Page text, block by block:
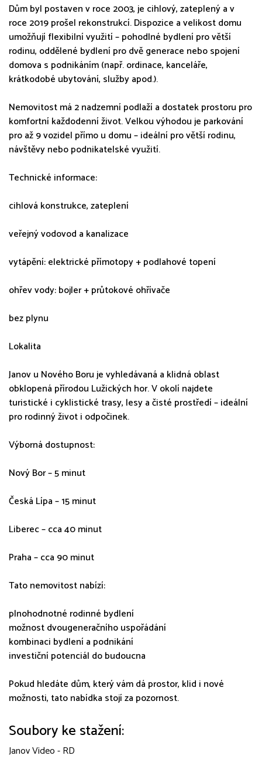
Dům byl postaven v roce 2003, je cihlový, zateplený a v
roce 2019 prošel rekonstrukcí. Dispozice a velikost domu
umožňují flexibilní využití – pohodlné bydlení pro větší
rodinu, oddělené bydlení pro dvě generace nebo spojení
domova s podnikáním (např. ordinace, kanceláře,
krátkodobé ubytování, služby apod.).
Nemovitost má 2 nadzemní podlaží a dostatek prostoru pro
komfortní každodenní život. Velkou výhodou je parkování
pro až 9 vozidel přímo u domu – ideální pro větší rodinu,
návštěvy nebo podnikatelské využití.
Technické informace:
cihlová konstrukce, zateplení
veřejný vodovod a kanalizace
vytápění: elektrické přímotopy + podlahové topení
ohřev vody: bojler + průtokové ohřívače
bez plynu
Lokalita
Janov u Nového Boru je vyhledávaná a klidná oblast
obklopená přírodou Lužických hor. V okolí najdete
turistické i cyklistické trasy, lesy a čisté prostředí – ideální
pro rodinný život i odpočinek.
Výborná dostupnost:
Nový Bor – 5 minut
Česká Lípa – 15 minut
Liberec – cca 40 minut
Praha – cca 90 minut
Tato nemovitost nabízí:
plnohodnotné rodinné bydlení
možnost dvougeneračního uspořádání
kombinaci bydlení a podnikání
investiční potenciál do budoucna
Pokud hledáte dům, který vám dá prostor, klid i nové
možnosti, tato nabídka stojí za pozornost.
Soubory ke stažení:
Janov Video - RD